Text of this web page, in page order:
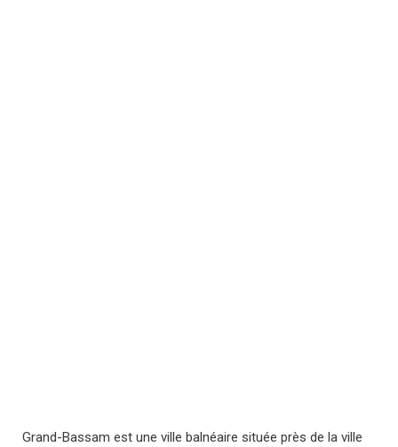
Grand-Bassam est une ville balnéaire située près de la ville